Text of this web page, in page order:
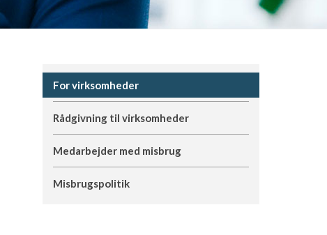
For virksomheder
Rådgivning til virksomheder
Medarbejder med misbrug
Misbrugspolitik